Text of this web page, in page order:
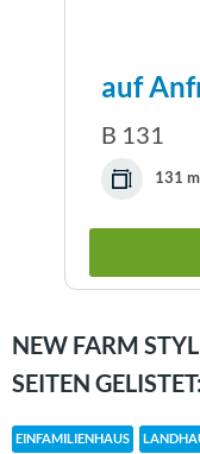
auf
B 131
131
NEW FARM
SEITEN GELISTET:
EINFAMILIENHAUS